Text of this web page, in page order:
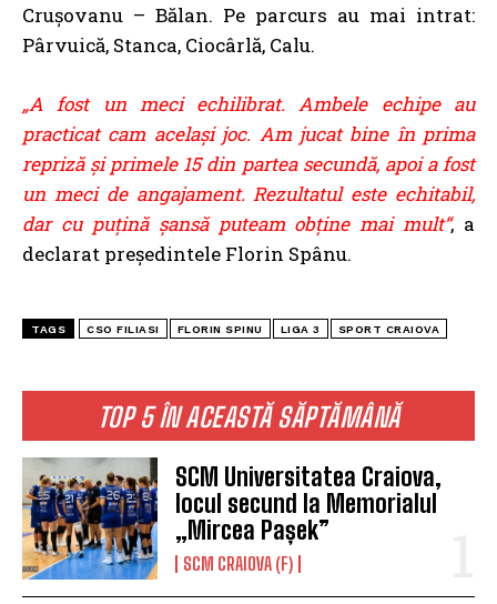
TOP 5 ÎN ACEASTĂ SĂPTĂMÂNĂ
SCM Universitatea Craiova,
locul secund la Memorialul
„Mircea Pașek”
SCM CRAIOVA (F)
Crușovanu – Bălan. Pe parcurs au mai intrat:
Pârvuică, Stanca, Ciocârlă, Calu.
„A fost un meci echilibrat. Ambele echipe au
practicat cam același joc. Am jucat bine în prima
repriză și primele 15 din partea secundă, apoi a fost
un meci de angajament. Rezultatul este echitabil,
dar cu puțină șansă puteam obține mai mult“, a
declarat președintele Florin Spânu.
TAGS CSO FILIASI FLORIN SPINU LIGA 3 SPORT CRAIOVA